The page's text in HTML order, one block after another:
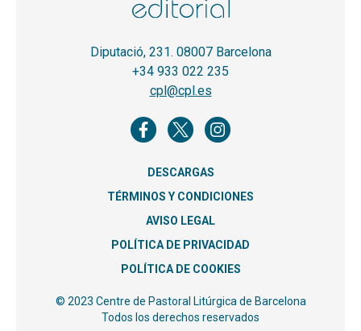
Diputació, 231. 08007 Barcelona
+34 933 022 235
cpl@cpl.es
DESCARGAS
TÉRMINOS Y CONDICIONES
AVISO LEGAL
POLÍTICA DE PRIVACIDAD
POLÍTICA DE COOKIES
© 2023 Centre de Pastoral Litúrgica de Barcelona
Todos los derechos reservados